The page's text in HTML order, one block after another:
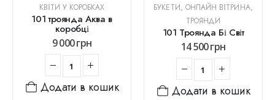
КВІТИ У КОРОБКАХ
101 троянда Аква в
коробці
9 000грн
Додати в кошик
БУКЕТИ, ОНЛАЙН ВІТРИНА,
ТРОЯНДИ
101 Троянда Бі Світ
14 500грн
Додати в кошик